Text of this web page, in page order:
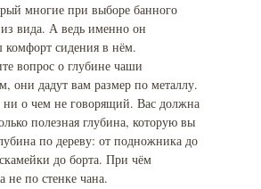
многие при выборе банного
вида. А ведь именно он
комфорт сидения в нём.
вопрос о глубине чаши
они дадут вам размер по металлу.
ни о чем не говорящий. Вас должна
полезная глубина, которую вы
по дереву: от подножника до
до борта. При чём
не по стенке чана.